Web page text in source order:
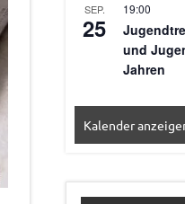
SEP.
25
19:00
und
Jahren
Kalender